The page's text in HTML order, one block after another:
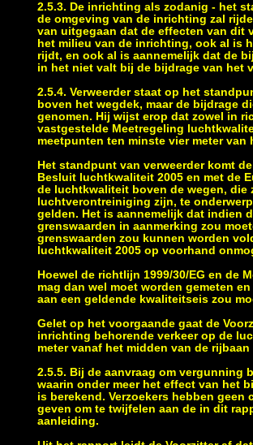
2.5.3. De inrichting als zodanig - het
de omgeving van de inrichting zal
van uitgegaan dat de effecten van dit
het milieu van de inrichting, ook al is
rijdt, en ook al is aannemelijk dat de
in het niet valt bij de bijdrage van het
2.5.4. Verweerder staat op het
boven het wegdek, maar de bijdrage
genomen. Hij wijst erop dat zowel in
vastgestelde Meetregeling
meetpunten ten minste vier meter
Het standpunt van verweerder komt
Besluit luchtkwaliteit 2005 en met de
de luchtkwaliteit boven de wegen, die
luchtverontreiniging zijn, te
gelden. Het is aannemelijk dat indien
grenswaarden in aanmerking zou
grenswaarden zou kunnen worden
luchtkwaliteit 2005 op voorhand
Hoewel de richtlijn 1999/30/EG en de
mag dan wel moet worden gemeten
aan een geldende kwaliteitseis zou
Gelet op het voorgaande gaat de
inrichting behorende verkeer op de
meter vanaf het midden van de
2.5.5. Bij de aanvraag om vergunning
waarin onder meer het effect van het
is berekend. Verzoekers hebben
geven om te twijfelen aan de in dit
aanleiding.